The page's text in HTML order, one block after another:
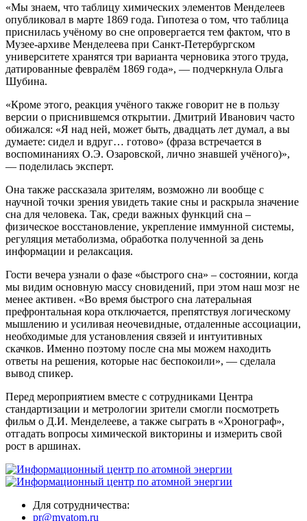
«Мы знаем, что таблицу химических элементов Менделеев
опубликовал в марте 1869 года. Гипотеза о том, что таблица
приснилась учёному во сне опровергается тем фактом, что в
Музее-архиве Менделеева при Санкт-Петербургском
университете хранятся три варианта черновика этого труда,
датированные февралём 1869 года», — подчеркнула Ольга
Шубина.
«Кроме этого, реакция учёного также говорит не в пользу
версии о приснившемся открытии. Дмитрий Иванович часто
обижался: «Я над ней, может быть, двадцать лет думал, а вы
думаете: сидел и вдруг… готово» (фраза встречается в
воспоминаниях О.Э. Озаровской, лично знавшей учёного)»,
— поделилась эксперт.
Она также рассказала зрителям, возможно ли вообще с
научной точки зрения увидеть такие сны и раскрыла значение
сна для человека. Так, среди важных функций сна –
физическое восстановление, укрепление иммунной системы,
регуляция метаболизма, обработка полученной за день
информации и релаксация.
Гости вечера узнали о фазе «быстрого сна» – состоянии, когда
мы видим основную массу сновидений, при этом наш мозг не
менее активен. «Во время быстрого сна латеральная
префронтальная кора отключается, препятствуя логическому
мышлению и усиливая неочевидные, отдаленные ассоциации,
необходимые для установления связей и интуитивных
скачков. Именно поэтому после сна мы можем находить
ответы на решения, которые нас беспокоили», — сделала
вывод спикер.
Перед мероприятием вместе с сотрудниками Центра
стандартизации и метрологии зрители смогли посмотреть
фильм о Д.И. Менделееве, а также сыграть в «Хронограф»,
отгадать вопросы химической викторины и измерить свой
рост в аршинах.
Для сотрудничества:
pr@myatom.ru